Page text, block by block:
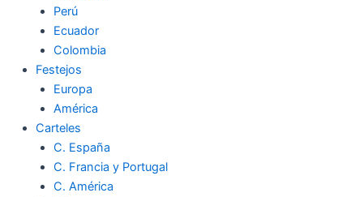
Perú
Ecuador
Colombia
Festejos
Europa
América
Carteles
C. España
C. Francia y Portugal
C. América